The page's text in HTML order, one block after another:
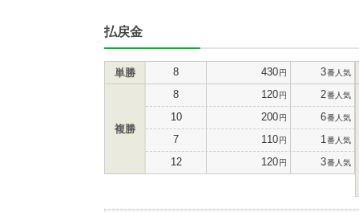
払戻金
単勝 8 430円 3番人気
複勝
8 120円 2番人気
10 200円 6番人気
7 110円 1 番人気
12 120円 3番人気